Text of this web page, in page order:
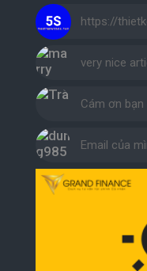
https://
very nice
Cám ơn bạn
Email của